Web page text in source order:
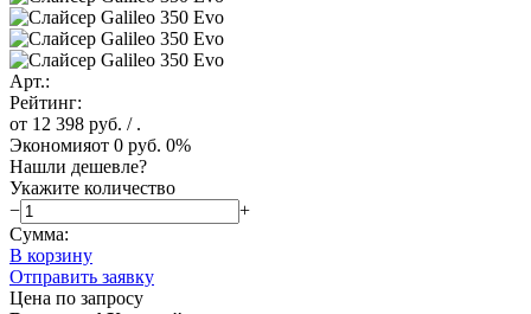
Арт.:
Рейтинг:
от 12 398 руб. / .
Экономияот 0 руб. 0%
Нашли дешевле?
Укажите количество
−
+
Сумма:
В корзину
Отправить заявку
Цена по запросу